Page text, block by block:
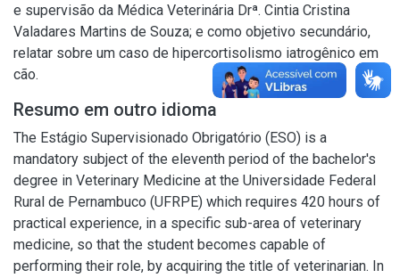
e supervisão da Médica Veterinária Drª. Cintia Cristina
Valadares Martins de Souza; e como objetivo secundário,
relatar sobre um caso de hipercortisolismo iatrogênico em
cão.
Resumo em outro idioma
The Estágio Supervisionado Obrigatório (ESO) is a
mandatory subject of the eleventh period of the bachelor's
degree in Veterinary Medicine at the Universidade Federal
Rural de Pernambuco (UFRPE) which requires 420 hours of
practical experience, in a specific sub-area of veterinary
medicine, so that the student becomes capable of
performing their role, by acquiring the title of veterinarian. In